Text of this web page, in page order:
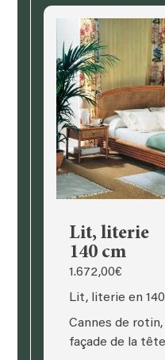
Lit, literie
140 cm
1.672,00€
Lit, literie en
Cannes de
façade de la